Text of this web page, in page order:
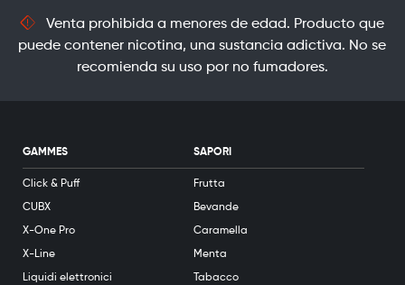
Venta prohibida a menores de edad. Producto que
puede contener nicotina, una sustancia adictiva. No se
recomienda su uso por no fumadores.
GAMMES
Click & Puff
CUBX
X-One Pro
X-Line
Liquidi elettronici
SAPORI
Frutta
Bevande
Caramella
Menta
Tabacco